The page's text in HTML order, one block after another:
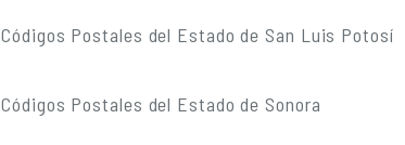
Códigos Postales del Estado de San Luis Potosí
Códigos Postales del Estado de Sonora